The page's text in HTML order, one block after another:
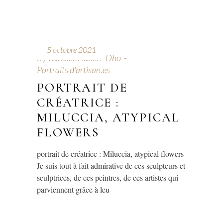
5 octobre 2021
By Candice Aubert-Dho
Portraits d'artisan.es
PORTRAIT DE
CRÉATRICE :
MILUCCIA, ATYPICAL
FLOWERS
portrait de créatrice : Miluccia, atypical flowers
Je suis tout à fait admirative de ces sculpteurs et
sculptrices, de ces peintres, de ces artistes qui
parviennent grâce à leu